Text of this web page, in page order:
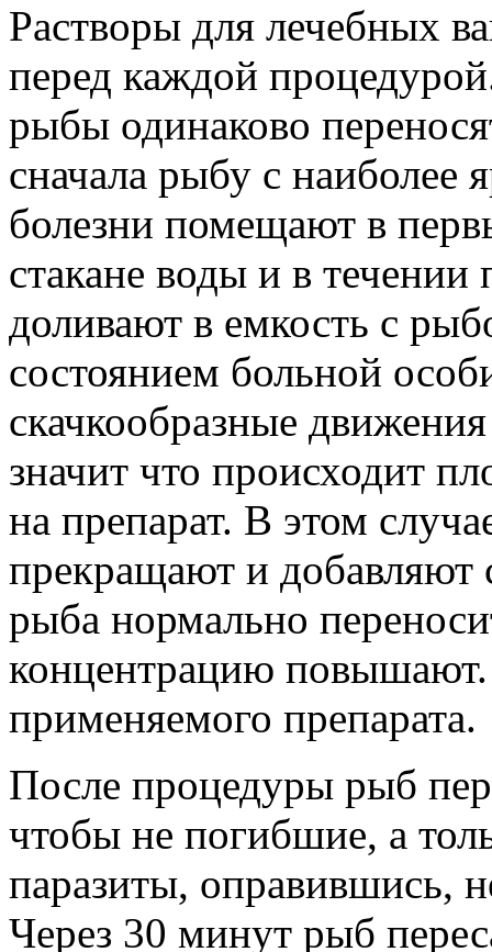
Растворы для лечебных
перед каждой
рыбы одинаково
сначала рыбу с
болезни помещают в
стакане воды и в
доливают в емкость с
состоянием больной
скачкообразные
значит что происходит
на препарат. В этом
прекращают и добавляют
рыба нормально
концентрацию
применяемого препарата.
После процедуры рыб
чтобы не погибшие, а
паразиты, оправившись,
Через 30 минут рыб